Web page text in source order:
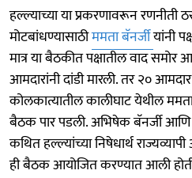
हल्ल्याच्या या प्रकरणावरून रणनीती
मोटबांधण्यासाठीममता बॅनर्जीयांनी
मात्र या बैठकीत पक्षातील वाद
आमदारांनी दांडी मारली. तर २० आमदार
कोलकात्यातील कालीघाट येथील ममता
बैठक पार पडली. अभिषेक बॅनर्जी आणि
कथित हल्ल्यांच्या निषेधार्थ
ही बैठक आयोजित करण्यात आली